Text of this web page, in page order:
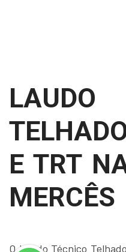
LAUDO
E TRT
MERCÊS
O Laudo Técnico